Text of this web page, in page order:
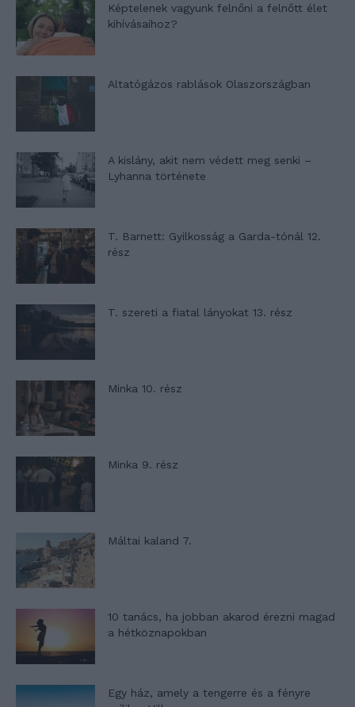
Képtelenek vagyunk felnőni a felnőtt élet
kihívásaihoz?
Altatógázos rablások Olaszországban
A kislány, akit nem védett meg senki –
Lyhanna története
T. Barnett: Gyilkosság a Garda-tónál 12.
rész
T. szereti a fiatal lányokat 13. rész
Minka 10. rész
Minka 9. rész
Máltai kaland 7.
10 tanács, ha jobban akarod érezni magad
a hétköznapokban
Egy ház, amely a tengerre és a fényre